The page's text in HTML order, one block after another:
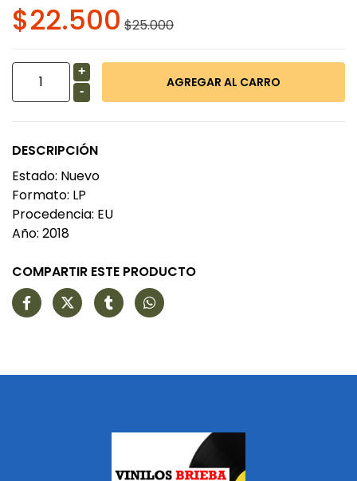
$22.500 $25.000
+
-
DESCRIPCIÓN
Estado: Nuevo
Formato: LP
Procedencia: EU
Año: 2018
COMPARTIR ESTE PRODUCTO